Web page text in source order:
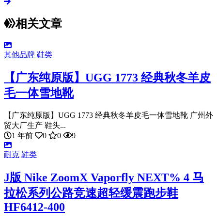
相关文章
其他品牌 鞋类
【广东纯原版】UGG 1773 经典秋冬羊皮
毛一体雪地靴
【广东纯原版】UGG 1773 经典秋冬羊皮毛一体雪地靴 广州外
贸大厂生产 鞋头...
1 年前
0 0 9
耐克 鞋类
J版 Nike ZoomX Vaporfly NEXT% 4 马
拉松系列公路竞速超轻缓震跑步鞋
HF6412-400